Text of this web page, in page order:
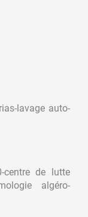
lavage auto-
centre de lutte
algéro-